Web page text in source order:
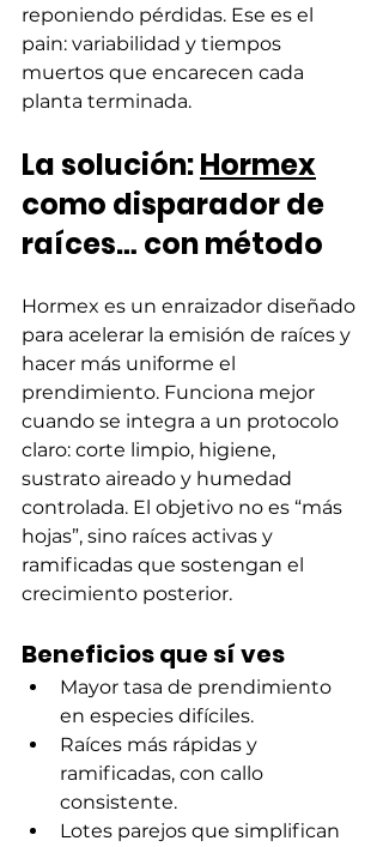
reponiendo pérdidas. Ese es el
pain: variabilidad y tiempos
muertos que encarecen cada
planta terminada.
La solución: Hormex
como disparador de
raíces… con método
Hormex es un enraizador diseñado
para acelerar la emisión de raíces y
hacer más uniforme el
prendimiento. Funciona mejor
cuando se integra a un protocolo
claro: corte limpio, higiene,
sustrato aireado y humedad
controlada. El objetivo no es “más
hojas”, sino raíces activas y
ramificadas que sostengan el
crecimiento posterior.
Beneficios que sí ves
Mayor tasa de prendimiento
en especies difíciles.
Raíces más rápidas y
ramificadas, con callo
consistente.
Lotes parejos que simplifican